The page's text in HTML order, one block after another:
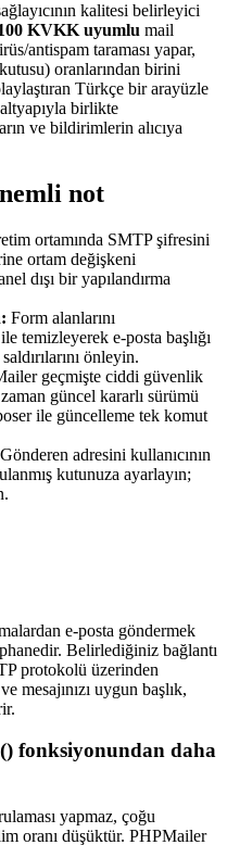
kalitesi belirleyici
KVKK uyumlu mail
antispam taraması yapar,
oranlarından birini
Türkçe bir arayüzle
birlikte
ve bildirimlerin alıcıya
not
ortamında SMTP şifresini
ortam değişkeni
dışı bir yapılandırma
Form alanlarını
temizleyerek e-posta başlığı
önleyin.
geçmişte ciddi güvenlik
güncel kararlı sürümü
ile güncelleme tek komut
Gönderen adresini kullanıcının
kutunuza ayarlayın;
e-posta göndermek
Belirlediğiniz bağlantı
protokolü üzerinden
mesajınızı uygun başlık,
fonksiyonundan daha
yapmaz, çoğu
oranı düşüktür. PHPMailer